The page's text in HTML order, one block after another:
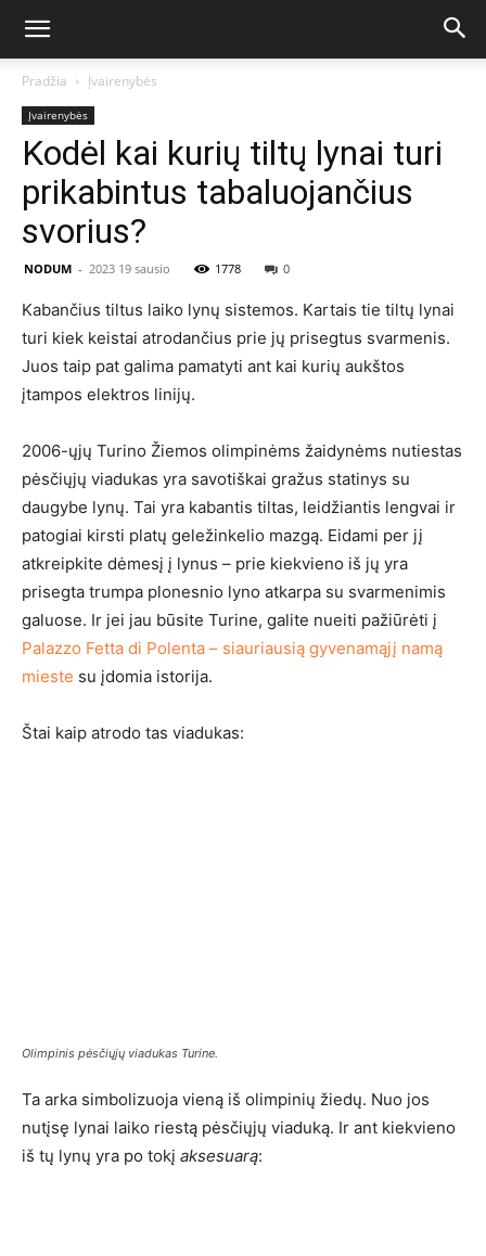
Pradžia Įvairenybės
Įvairenybės
Kodėl kai kurių tiltų lynai turi
prikabintus tabaluojančius
svorius?
NODUM - 2023 19 sausio 1778 0
Kabančius tiltus laiko lynų sistemos. Kartais tie tiltų lynai
turi kiek keistai atrodančius prie jų prisegtus svarmenis.
Juos taip pat galima pamatyti ant kai kurių aukštos
įtampos elektros linijų.
2006-ųjų Turino Žiemos olimpinėms žaidynėms nutiestas
pėsčiųjų viadukas yra savotiškai gražus statinys su
daugybe lynų. Tai yra kabantis tiltas, leidžiantis lengvai ir
patogiai kirsti platų geležinkelio mazgą. Eidami per jį
atkreipkite dėmesį į lynus – prie kiekvieno iš jų yra
prisegta trumpa plonesnio lyno atkarpa su svarmenimis
galuose. Ir jei jau būsite Turine, galite nueiti pažiūrėti į
Palazzo Fetta di Polenta – siauriausią gyvenamąjį namą
mieste su įdomia istorija.
Štai kaip atrodo tas viadukas:
Olimpinis pėsčiųjų viadukas Turine.
Ta arka simbolizuoja vieną iš olimpinių žiedų. Nuo jos
nutįsę lynai laiko riestą pėsčiųjų viaduką. Ir ant kiekvieno
iš tų lynų yra po tokį aksesuarą: